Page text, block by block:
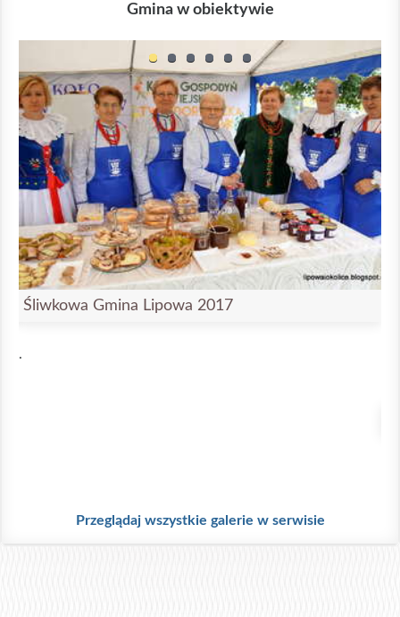
Gmina w obiektywie
Śliwkowa Gmina Lipowa 2017
.
Przeglądaj wszystkie galerie w serwisie